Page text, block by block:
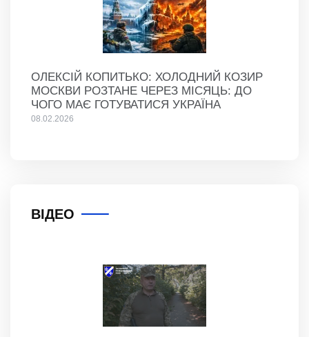
ОЛЕКСІЙ КОПИТЬКО: ХОЛОДНИЙ КОЗИР
МОСКВИ РОЗТАНЕ ЧЕРЕЗ МІСЯЦЬ: ДО
ЧОГО МАЄ ГОТУВАТИСЯ УКРАЇНА
08.02.2026
ВІДЕО